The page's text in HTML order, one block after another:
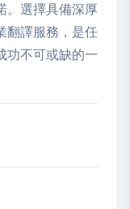
。選擇具備深厚
翻譯服務，是任
功不可或缺的一